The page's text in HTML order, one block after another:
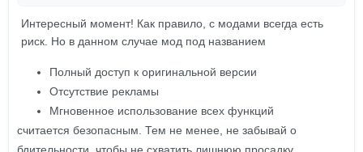
Интересный момент! Как правило, с модами всегда есть
риск. Но в данном случае мод под названием
Полный доступ к оригинальной версии
Отсутствие рекламы
Мгновенное использование всех функций
считается безопасным. Тем не менее, не забывай о